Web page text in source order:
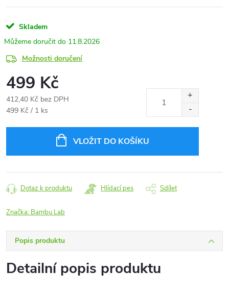
Skladem
11.8.2026
Možnosti doručení
499 Kč
412,40 Kč bez DPH
Měrná
499 Kč / 1 ks
VLOŽIT DO KOŠÍKU
Dotaz k produktu Hlídací pes Sdílet
Značka: Bambu Lab
Popis produktu
Detailní popis produktu